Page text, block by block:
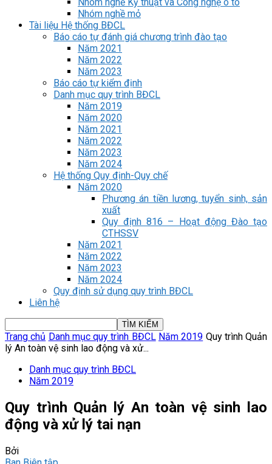
Nhóm nghề mỏ
Tài liệu Hệ thống BĐCL
Báo cáo tự đánh giá chương trình đào tạo
Năm 2021
Năm 2022
Năm 2023
Báo cáo tự kiểm định
Danh mục quy trình BĐCL
Năm 2019
Năm 2020
Năm 2021
Năm 2022
Năm 2023
Năm 2024
Hệ thống Quy định-Quy chế
Năm 2020
Phương án tiền lương, tuyển sinh, sản
xuất
Quy định 816 – Hoạt động Đào tạo
CTHSSV
Năm 2021
Năm 2022
Năm 2023
Năm 2024
Quy định sử dụng quy trình BĐCL
Liên hệ
Trang chủ Danh mục quy trình BĐCL Năm 2019 Quy trình Quản
lý An toàn vệ sinh lao động và xử...
Danh mục quy trình BĐCL
Năm 2019
Quy trình Quản lý An toàn vệ sinh lao
động và xử lý tai nạn
Bởi